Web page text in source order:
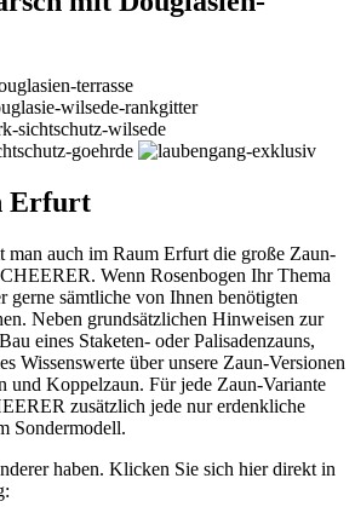
Erfurt
auch im Raum Erfurt die große Zaun-
Wenn Rosenbogen Ihr Thema
gerne sämtliche von Ihnen benötigten
Neben grundsätzlichen Hinweisen zur
eines Staketen- oder Palisadenzauns,
Wissenswerte über unsere Zaun-Versionen
und Koppelzaun. Für jede Zaun-Variante
zusätzlich jede nur erdenkliche
Sondermodell.
haben. Klicken Sie sich hier direkt in